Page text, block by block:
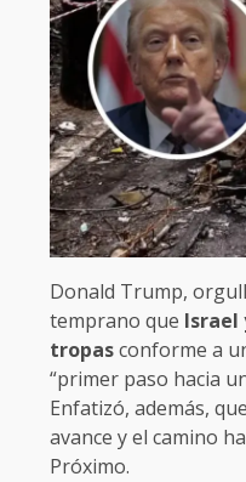
Donald Trump,
temprano que Israel
tropasconforme a
“primer paso hacia
Enfatizó, además,
avance y el camino
Próximo.